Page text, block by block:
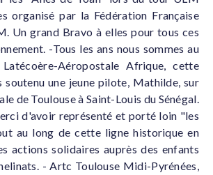
organisé par la Fédération Française
Un grand Bravo à elles pour tous ces
-Tous les ans nous sommes au
Aéropostale Afrique, cette
soutenu une jeune pilote, Mathilde, sur
de Toulouse à Saint-Louis du Sénégal.
d'avoir représenté et porté loin "les
au long de cette ligne historique en
actions solidaires auprès des enfants
- Artc Toulouse Midi-Pyrénées,